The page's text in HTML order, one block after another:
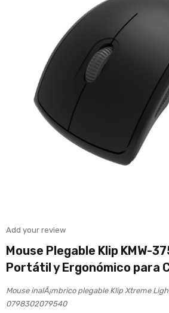
Add your review
Mouse Plegable Klip KMW-
Portátil y Ergonómico para
Mouse inalÃ¡mbrico plegable Klip Xtreme
0798302079540